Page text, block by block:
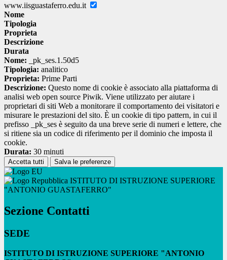
www.iisguastaferro.edu.it
Nome
Tipologia
Proprieta
Descrizione
Durata
Nome: _pk_ses.1.50d5
Tipologia: analitico
Proprieta: Prime Parti
Descrizione: Questo nome di cookie è associato alla piattaforma di
analisi web open source Piwik. Viene utilizzato per aiutare i
proprietari di siti Web a monitorare il comportamento dei visitatori e
misurare le prestazioni del sito. È un cookie di tipo pattern, in cui il
prefisso _pk_ses è seguito da una breve serie di numeri e lettere, che
si ritiene sia un codice di riferimento per il dominio che imposta il
cookie.
Durata: 30 minuti
Accetta tutti Salva le preferenze
ISTITUTO DI ISTRUZIONE SUPERIORE
"ANTONIO GUASTAFERRO"
Sezione Contatti
SEDE
ISTITUTO DI ISTRUZIONE SUPERIORE "ANTONIO